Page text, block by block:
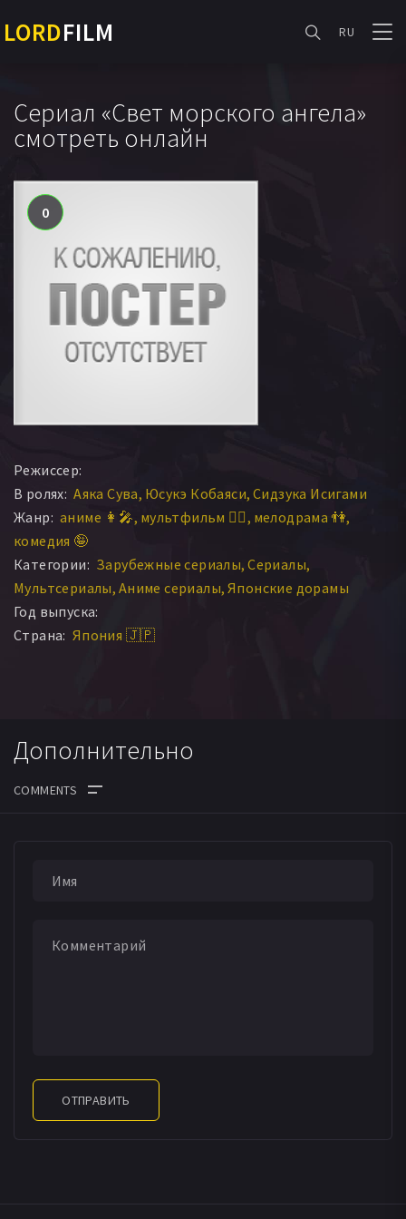
LORDFILM RU
Сериал «Свет морского ангела»
смотреть онлайн
0
Режиссер:
В ролях: Аяка Сува Юсукэ Кобаяси Сидзука Исигами
Жанр: аниме 👩‍🎤 мультфильм 🧚‍♀️ мелодрама 👫
комедия 🤪
Категории: Зарубежные сериалы Сериалы
Мультсериалы Аниме сериалы Японские дорамы
Год выпуска:
Страна: Япония 🇯🇵
Дополнительно
ОТПРАВИТЬ